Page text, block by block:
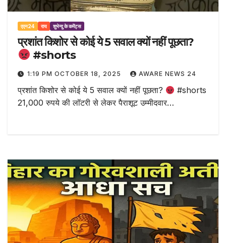
एएन24 राय शुभेन्दु के कमेंट्स
प्रशांत किशोर से कोई ये 5 सवाल क्यों नहीं पूछता?
#shorts
1:19 PM OCTOBER 18, 2025 AWARE NEWS 24
प्रशांत किशोर से कोई ये 5 सवाल क्यों नहीं पूछता?
#shorts
21,000 रुपये की लॉटरी से लेकर पैराशूट उम्मीदवार…